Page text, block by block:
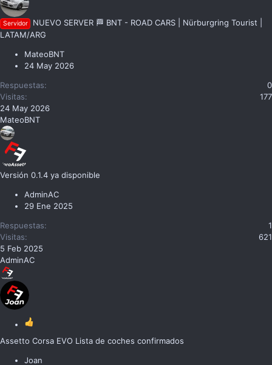
Servidor
NUEVO SERVER 🏁 BNT - ROAD CARS | Nürburgring Tourist |
LATAM/ARG
MateoBNT
24 May 2026
Respuestas
0
Visitas
177
24 May 2026
MateoBNT
Versión 0.1.4 ya disponible
AdminAC
29 Ene 2025
Respuestas
1
Visitas
621
5 Feb 2025
AdminAC
Assetto Corsa EVO Lista de coches confirmados
Joan